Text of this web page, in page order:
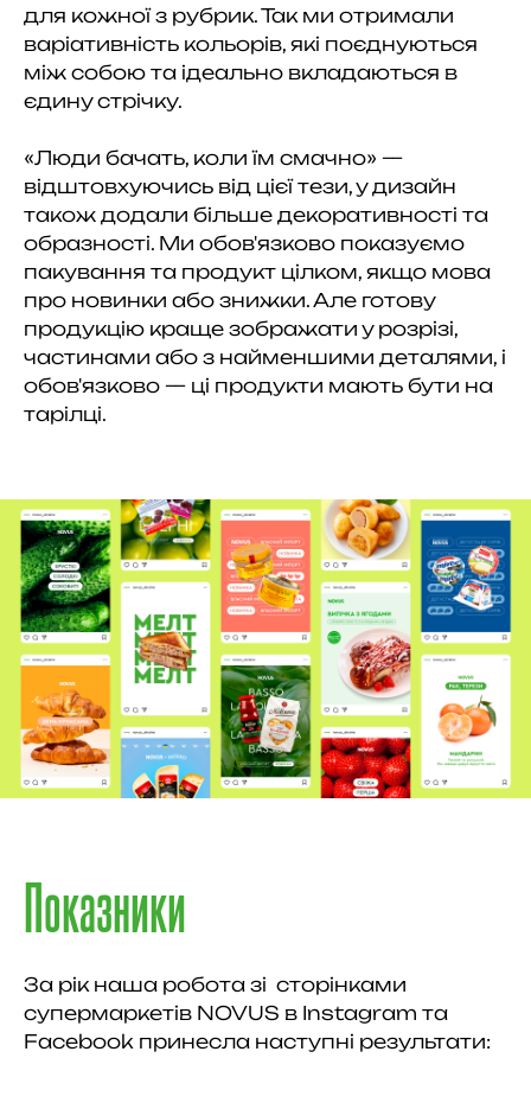
для кожної з рубрик. Так ми отримали
варіативність кольорів, які поєднуються
між собою та ідеально вкладаються в
єдину стрічку.
«Люди бачать, коли їм смачно» —
відштовхуючись від цієї тези, у дизайн
також додали більше декоративності та
образності. Ми обов'язково показуємо
пакування та продукт цілком, якщо мова
про новинки або знижки. Але готову
продукцію краще зображати у розрізі,
частинами або з найменшими деталями, і
обов'язково — ці продукти мають бути на
тарілці.
Показники
За рік наша робота зі сторінками
супермаркетів NOVUS в Instagram та
Facebook принесла наступні результати: